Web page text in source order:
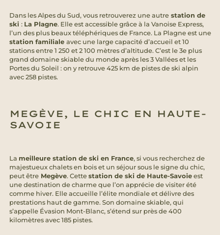
Dans les Alpes du Sud, vous retrouverez une autrestation de
ski : La Plagne. Elle est accessible grâce à la Vanoise Express,
l’un des plus beaux téléphériques de France. La Plagne est une
station familiale avec une large capacité d’accueil et 10
stations entre 1 250 et 2 100 mètres d’altitude. C’est le 3e plus
grand domaine skiable du monde après les 3 Vallées et les
Portes du Soleil : on y retrouve 425 km de pistes de ski alpin
avec 258 pistes.
MEGÈVE, LE CHIC EN HAUTE-
SAVOIE
La meilleure station de ski en France, si vous recherchez de
majestueux chalets en bois et un séjour sous le signe du chic,
peut êtreMegève. Cettestation de ski de Haute-Savoieest
une destination de charme que l’on apprécie de visiter été
comme hiver. Elle accueille l’élite mondiale et délivre des
prestations haut de gamme. Son domaine skiable, qui
s’appelle Évasion Mont-Blanc, s’étend sur près de 400
kilomètres avec 185 pistes.